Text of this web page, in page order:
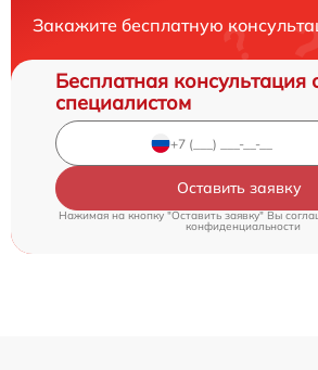
Закажите бесплатную
Бесплатная консультация
специалистом
Оставить заявку
Нажимая на кнопку "Оставить заявку" Вы
конфиденциальности